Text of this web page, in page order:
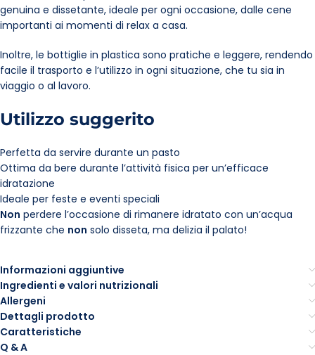
genuina e dissetante, ideale per ogni occasione, dalle cene
importanti ai momenti di relax a casa.
Inoltre, le bottiglie in plastica sono pratiche e leggere, rendendo
facile il trasporto e l’utilizzo in ogni situazione, che tu sia in
viaggio o al lavoro.
Utilizzo suggerito
Perfetta da servire durante un pasto
Ottima da bere durante l’attività fisica per un’efficace
idratazione
Ideale per feste e eventi speciali
Non perdere l’occasione di rimanere idratato con un’acqua
frizzante che non solo disseta, ma delizia il palato!
Informazioni aggiuntive
Ingredienti e valori nutrizionali
Allergeni
Dettagli prodotto
Caratteristiche
Q & A